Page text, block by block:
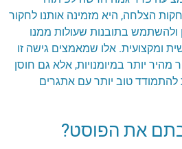
הצלחה, היא מזמינה אותנו לחקור
ולהשתמש בתובנות שעולות ממנו
ומקצועית. אלו שמאמצים גישה זו
מהיר יותר במיומנויות, אלא גם חוסן
להתמודד טוב יותר עם אתגרים
את הפוסט?